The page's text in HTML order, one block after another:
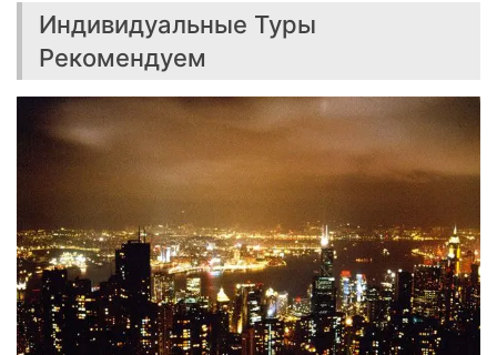
Индивидуальные Туры
Рекомендуем